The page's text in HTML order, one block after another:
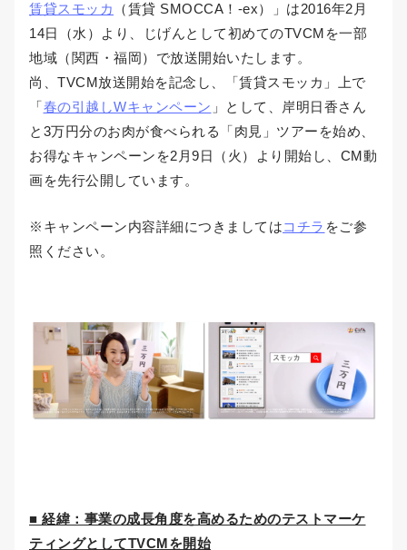
賃貸スモッカ
（賃貸 SMOCCA！-ex）」は2016年2月
14日（水）より、じげんとして初めてのTVCMを一部
地域（関西・福岡）で放送開始いたします。
尚、TVCM放送開始を記念し、「賃貸スモッカ」上で
「春の引越しWキャンペーン 」として、岸明日香さん
と3万円分のお肉が食べられる「肉見」ツアーを始め、
お得なキャンペーンを2月9日（火）より開始し、CM動
画を先行公開しています。
※キャンペーン内容詳細につきましてはコチラ をご参
照ください。
■ 経緯：事業の成長角度を高めるためのテストマーケ
ティングとしてTVCMを開始